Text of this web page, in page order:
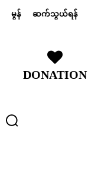
မွန် ဆက်သွယ်ရန်
DONATION